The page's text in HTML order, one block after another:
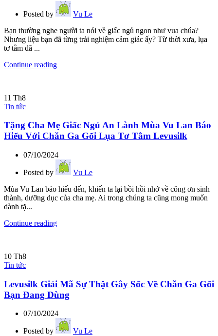
Posted by
Vu Le
Bạn thường nghe người ta nói về giấc ngủ ngon như vua chúa?
Nhưng liệu bạn đã từng trải nghiệm cảm giác ấy? Từ thời xưa, lụa
tơ tằm đã ...
Continue reading
11 Th8
Tin tức
Tặng Cha Mẹ Giấc Ngủ An Lành Mùa Vu Lan Báo
Hiếu Với Chăn Ga Gối Lụa Tơ Tằm Levusilk
07/10/2024
Posted by
Vu Le
Mùa Vu Lan báo hiếu đến, khiến ta lại bồi hồi nhớ về công ơn sinh
thành, dưỡng dục của cha mẹ. Ai trong chúng ta cũng mong muốn
dành tặ...
Continue reading
10 Th8
Tin tức
Levusilk Giải Mã Sự Thật Gây Sốc Về Chăn Ga Gối
Bạn Đang Dùng
07/10/2024
Posted by
Vu Le